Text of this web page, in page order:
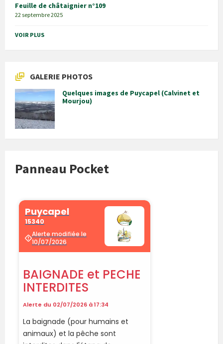
Feuille de châtaignier n°109
22 septembre 2025
VOIR PLUS
GALERIE PHOTOS
Quelques images de Puycapel (Calvinet et
Mourjou)
Panneau Pocket